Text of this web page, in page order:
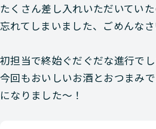
たくさん差し入れいただいてい
忘れてしまいました、ごめんな
初担当で終始ぐだぐだな進行でし
今回もおいしいお酒とおつまみ
になりました～！